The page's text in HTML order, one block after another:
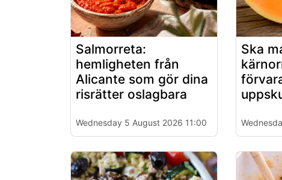
Salmorreta:
hemligheten från
Alicante som gör dina
risrätter oslagbara
Wednesday 5 August 2026 11:00
Ska